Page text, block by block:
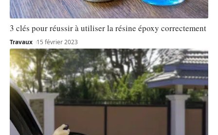
3 clés pour réussir à utiliser la résine époxy correctement
Travaux 15 février 2023